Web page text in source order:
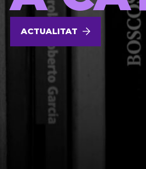
ACTUALITAT